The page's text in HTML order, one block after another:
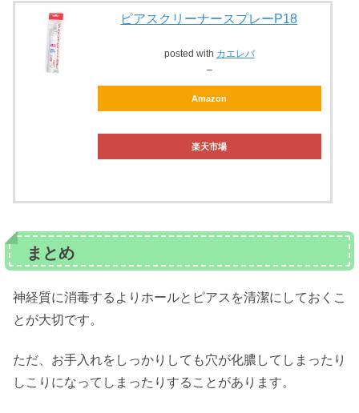
ピアスクリーナースプレーP18
posted with カエレバ
–
Amazon
楽天市場
まとめ
神経質に消毒するよりホールとピアスを清潔にしておくこ
とが大切です。
ただ、お手入れをしっかりしても穴が化膿してしまったり
しこりになってしまったりすることがあります。